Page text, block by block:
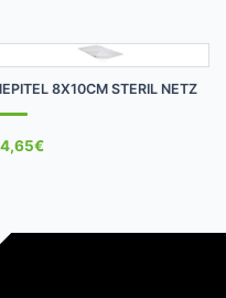
8X10CM STERIL NETZ
€